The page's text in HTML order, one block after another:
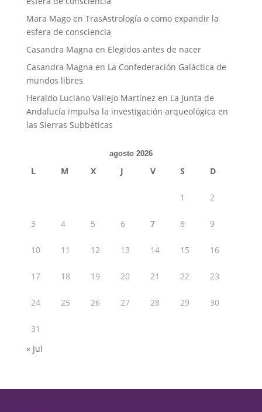
Mara Magoen TrasAstrología o como expandir la
esfera de consciencia
Casandra Magna en Elegidos antes de nacer
Casandra Magna en La Confederación Galáctica de
mundos libres
Heraldo Luciano Vallejo Martínez en La Junta de
Andalucía impulsa la investigación arqueológica en
las Sierras Subbéticas
agosto 2026
L M X J V S D
1 2
3 4 5 6 7 8 9
10 11 12 13 14 15 16
17 18 19 20 21 22 23
24 25 26 27 28 29 30
31
« Jul